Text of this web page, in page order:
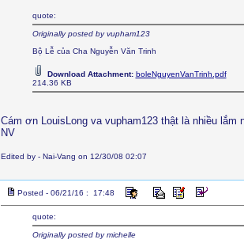
quote:
Originally posted by vupham123
Bộ Lễ của Cha Nguyễn Văn Trinh
Download Attachment: boleNguyenVanTrinh.pdf
214.36 KB
Cám ơn LouisLong va vupham123 thật là nhiều lắm
NV
Edited by - Nai-Vang on 12/30/08 02:07
Posted - 06/21/16 : 17:48
quote:
Originally posted by michelle